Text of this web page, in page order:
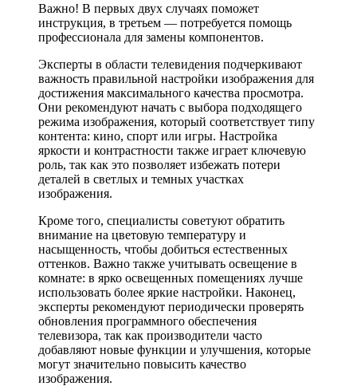
Важно! В первых двух случаях поможет
инструкция, в третьем — потребуется помощь
профессионала для замены компонентов.
Эксперты в области телевидения подчеркивают
важность правильной настройки изображения для
достижения максимального качества просмотра.
Они рекомендуют начать с выбора подходящего
режима изображения, который соответствует типу
контента: кино, спорт или игры. Настройка
яркости и контрастности также играет ключевую
роль, так как это позволяет избежать потери
деталей в светлых и темных участках
изображения.
Кроме того, специалисты советуют обратить
внимание на цветовую температуру и
насыщенность, чтобы добиться естественных
оттенков. Важно также учитывать освещение в
комнате: в ярко освещенных помещениях лучше
использовать более яркие настройки. Наконец,
эксперты рекомендуют периодически проверять
обновления программного обеспечения
телевизора, так как производители часто
добавляют новые функции и улучшения, которые
могут значительно повысить качество
изображения.